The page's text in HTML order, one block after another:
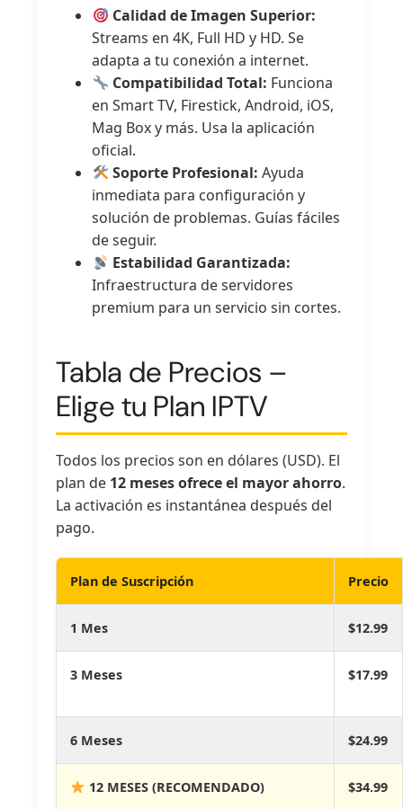
Calidad de Imagen Superior:
Streams en 4K, Full HD y HD. Se
adapta a tu conexión a internet.
Compatibilidad Total: Funciona
en Smart TV, Firestick, Android, iOS,
Mag Box y más. Usa la aplicación
oficial.
Soporte Profesional: Ayuda
inmediata para configuración y
solución de problemas. Guías fáciles
de seguir.
Estabilidad Garantizada:
Infraestructura de servidores
premium para un servicio sin cortes.
Tabla de Precios –
Elige tu Plan IPTV
Todos los precios son en dólares (USD). El
plan de 12 meses ofrece el mayor ahorro.
La activación es instantánea después del
pago.
Plan de Suscripción Precio
1 Mes $12.99
3 Meses $17.99
6 Meses $24.99
12 MESES (RECOMENDADO) $34.99